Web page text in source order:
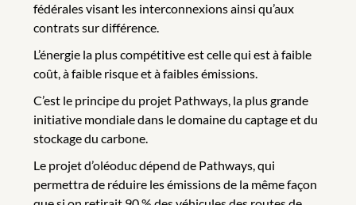
fédérales visant les interconnexions ainsi qu’aux
contrats sur différence.
L’énergie la plus compétitive est celle qui est à faible
coût, à faible risque et à faibles émissions.
C’est le principe du projet Pathways, la plus grande
initiative mondiale dans le domaine du captage et du
stockage du carbone.
Le projet d’oléoduc dépend de Pathways, qui
permettra de réduire les émissions de la même façon